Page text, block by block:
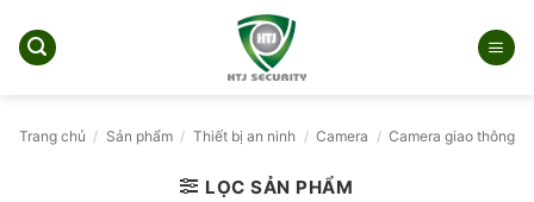
qua
Trang chủ / Sản phẩm / Thiết bị an ninh / Camera / Camera giao thông
LỌC SẢN PHẨM